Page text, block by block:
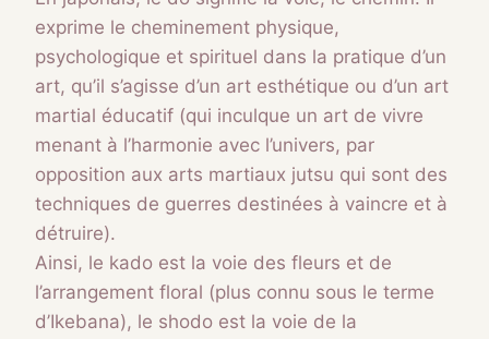
exprime le cheminement physique,
psychologique et spirituel dans la pratique d’un
art, qu’il s’agisse d’un art esthétique ou d’un art
martial éducatif (qui inculque un art de vivre
menant à l’harmonie avec l’univers, par
opposition aux arts martiaux jutsu qui sont des
techniques de guerres destinées à vaincre et à
détruire).
Ainsi, le kado est la voie des fleurs et de
l’arrangement floral (plus connu sous le terme
d’Ikebana), le shodo est la voie de la